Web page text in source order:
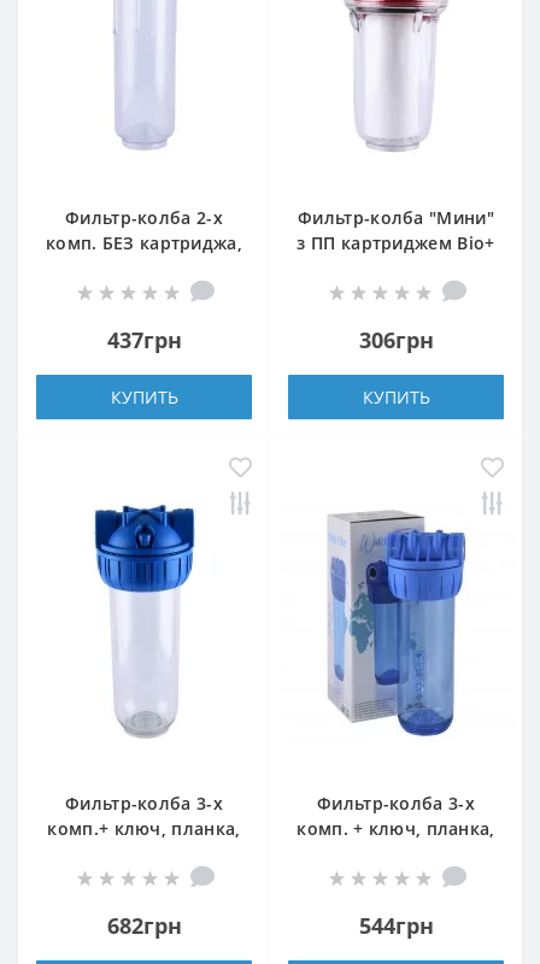
Фильтр-колба 2-х
комп. БЕЗ картриджа,
BSL2, 1/2″
437грн
КУПИТЬ
Фильтр-колба ″Мини″
з ПП картриджем Bіо+
306грн
КУПИТЬ
Фильтр-колба 3-х
комп.+ ключ, планка,
systems NSL10-3K, 1″
682грн
Фильтр-колба 3-х
комп. + ключ, планка,
(Турция)
544грн